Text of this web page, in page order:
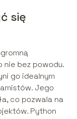
się
bez powodu.
go idealnym
Jego
co pozwala na
Python